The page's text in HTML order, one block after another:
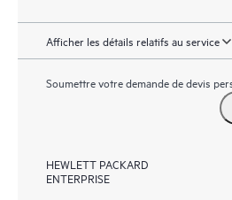
Afficher les détails relatifs au service
Soumettre votre demande de devis
HEWLETT PACKARD
ENTERPRISE